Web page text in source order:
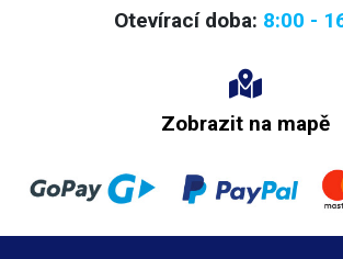
Otevírací doba: 8:00 -
Zobrazit na mapě